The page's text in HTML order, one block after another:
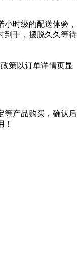
小时级的配送体验，
到手，摆脱久久等待
策以订单详情页显
等产品购买，确认后
！